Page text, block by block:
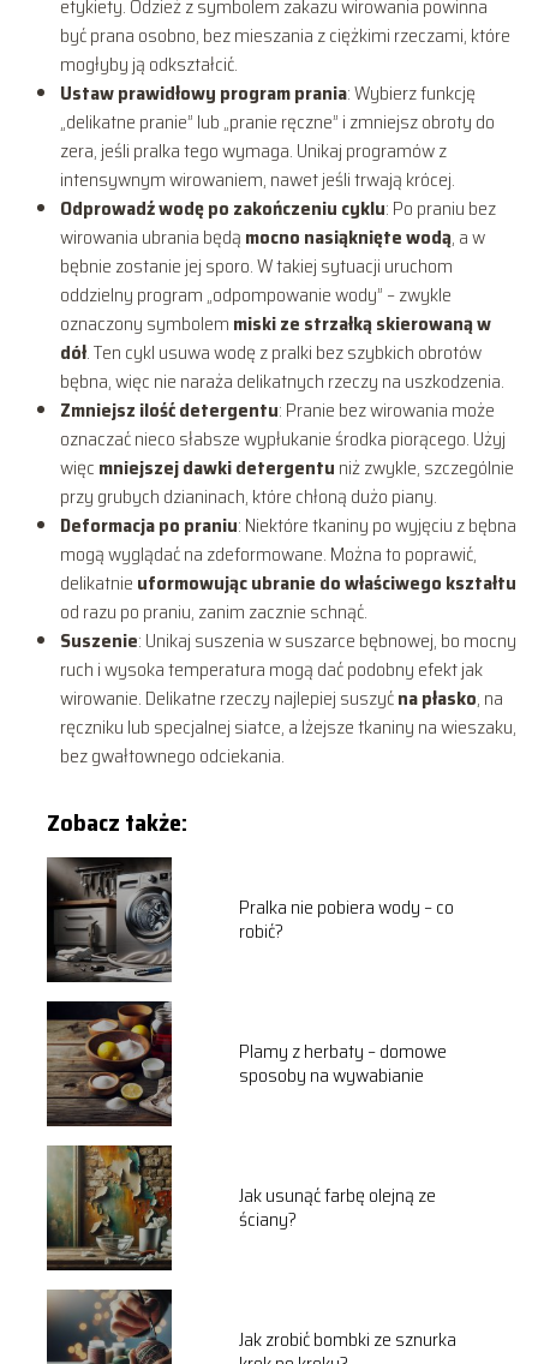
etykiety. Odzież z symbolem zakazu wirowania powinna
być prana osobno, bez mieszania z ciężkimi rzeczami, które
mogłyby ją odkształcić.
Ustaw prawidłowy program prania: Wybierz funkcję
„delikatne pranie” lub „pranie ręczne” i zmniejsz obroty do
zera, jeśli pralka tego wymaga. Unikaj programów z
intensywnym wirowaniem, nawet jeśli trwają krócej.
Odprowadź wodę po zakończeniu cyklu: Po praniu bez
wirowania ubrania będą mocno nasiąknięte wodą, a w
bębnie zostanie jej sporo. W takiej sytuacji uruchom
oddzielny program „odpompowanie wody” – zwykle
oznaczony symbolem miski ze strzałką skierowaną w
dół. Ten cykl usuwa wodę z pralki bez szybkich obrotów
bębna, więc nie naraża delikatnych rzeczy na uszkodzenia.
Zmniejsz ilość detergentu: Pranie bez wirowania może
oznaczać nieco słabsze wypłukanie środka piorącego. Użyj
więc mniejszej dawki detergentu niż zwykle, szczególnie
przy grubych dzianinach, które chłoną dużo piany.
Deformacja po praniu: Niektóre tkaniny po wyjęciu z bębna
mogą wyglądać na zdeformowane. Można to poprawić,
delikatnie uformowując ubranie do właściwego kształtu
od razu po praniu, zanim zacznie schnąć.
Suszenie: Unikaj suszenia w suszarce bębnowej, bo mocny
ruch i wysoka temperatura mogą dać podobny efekt jak
wirowanie. Delikatne rzeczy najlepiej suszyćna płasko, na
ręczniku lub specjalnej siatce, a lżejsze tkaniny na wieszaku,
bez gwałtownego odciekania.
Zobacz także:
Pralka nie pobiera wody – co
robić?
Plamy z herbaty – domowe
sposoby na wywabianie
Jak usunąć farbę olejną ze
ściany?
Jak zrobić bombki ze sznurka